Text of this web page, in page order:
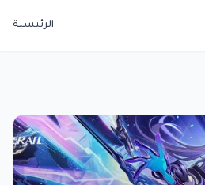
الرئيسية